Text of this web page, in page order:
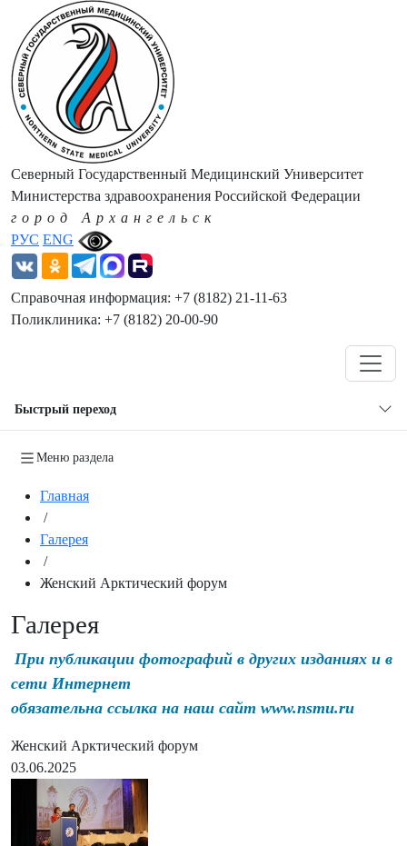
РУС ENG
Северный Государственный Медицинский Университет
Министерства здравоохранения Российской Федерации
город Архангельск
Справочная информация: +7 (8182) 21-11-63
Поликлиника: +7 (8182) 20-00-90
Быстрый переход
Меню раздела
Главная
/
Галерея
/
Женский Арктический форум
Галерея
При публикации фотографий в других изданиях и в
сети Интернет
обязательна ссылка на наш сайт www.nsmu.ru
Женский Арктический форум
03.06.2025